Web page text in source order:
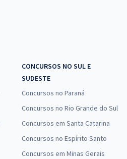
CONCURSOS NO SUL E
SUDESTE
Concursos no Paraná
Concursos no Rio Grande do Sul
Concursos em Santa Catarina
Concursos no Espírito Santo
Concursos em Minas Gerais